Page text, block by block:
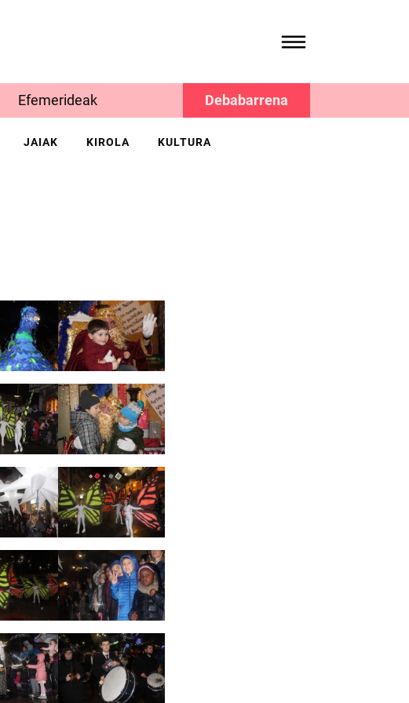
Efemerideak Debabarrena
JAIAK KIROLA KULTURA